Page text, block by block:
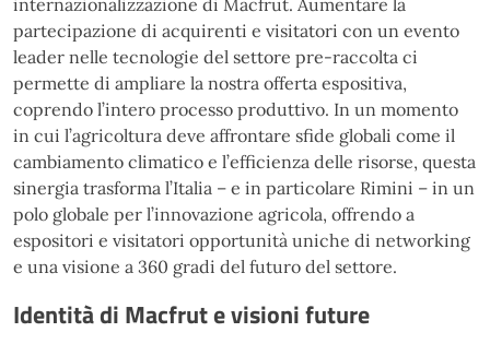
partecipazione di acquirenti e visitatori con un evento
leader nelle tecnologie del settore pre-raccolta ci
permette di ampliare la nostra offerta espositiva,
coprendo l’intero processo produttivo. In un momento
in cui l’agricoltura deve affrontare sfide globali come il
cambiamento climatico e l’efficienza delle risorse, questa
sinergia trasforma l’Italia – e in particolare Rimini – in un
polo globale per l’innovazione agricola, offrendo a
espositori e visitatori opportunità uniche di networking
e una visione a 360 gradi del futuro del settore.
Identità di Macfrut e visioni future